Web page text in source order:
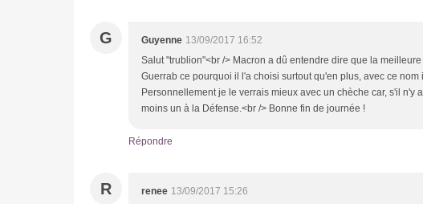
G Guyenne 13/09/2017 16:52
Salut "trublion"<br /> Macron a dû entendre dire que la
Guerrab ce pourquoi il l'a choisi surtout qu'en plus, avec ce
Personnellement je le verrais mieux avec un chèche car, s'il n'y
moins un à la Défense.<br /> Bonne fin de journée !
Répondre
R renee 13/09/2017 15:26